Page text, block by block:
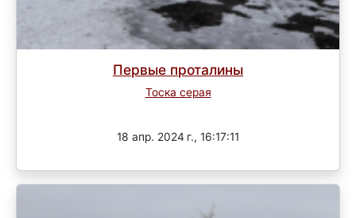
Первые проталины
Тоска серая
18 апр. 2024 г., 16:17:11